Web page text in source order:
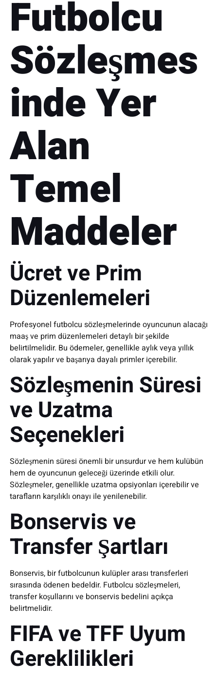
Futbolcu
Sözleşmes
inde Yer
Alan
Temel
Maddeler
Ücret ve Prim
Düzenlemeleri
Profesyonel futbolcu sözleşmelerinde oyuncunun alacağı
maaş ve prim düzenlemeleri detaylı bir şekilde
belirtilmelidir. Bu ödemeler, genellikle aylık veya yıllık
olarak yapılır ve başarıya dayalı primler içerebilir.
Sözleşmenin Süresi
ve Uzatma
Seçenekleri
Sözleşmenin süresi önemli bir unsurdur ve hem kulübün
hem de oyuncunun geleceği üzerinde etkili olur.
Sözleşmeler, genellikle uzatma opsiyonları içerebilir ve
tarafların karşılıklı onayı ile yenilenebilir.
Bonservis ve
Transfer Şartları
Bonservis, bir futbolcunun kulüpler arası transferleri
sırasında ödenen bedeldir. Futbolcu sözleşmeleri,
transfer koşullarını ve bonservis bedelini açıkça
belirtmelidir.
FIFA ve TFF Uyum
Gereklilikleri